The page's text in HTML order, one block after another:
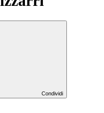
Condividi